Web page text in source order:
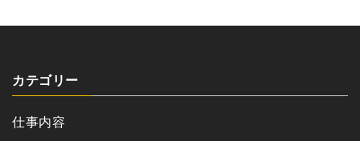
カテゴリー
仕事内容